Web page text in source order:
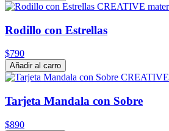
Rodillo con Estrellas
$790
Añadir al carro
Tarjeta Mandala con Sobre
$890